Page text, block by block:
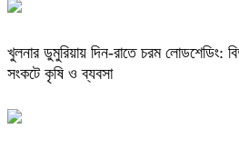
খুলনার ডুমুরিয়ায় দিন-রাতে চরম লোডশেডিং:
সংকটে কৃষি ও ব্যবসা